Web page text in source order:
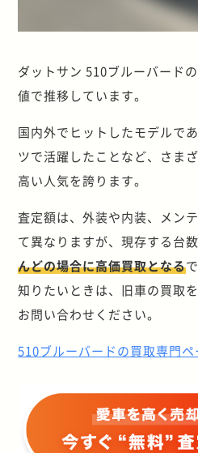
ダットサン 510ブルーバード
値で推移しています。
国内外でヒットしたモデルで
ツで活躍したことなど、さま
高い人気を誇ります。
査定額は、外装や内装、メン
て異なりますが、現存する台
んどの場合に高価買取となる
知りたいときは、旧車の買取
お問い合わせください。
510ブルーバードの買取専門ペ